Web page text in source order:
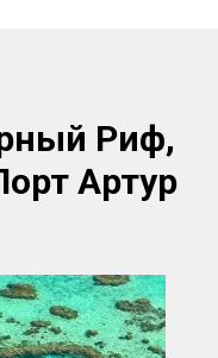
Риф,
Артур